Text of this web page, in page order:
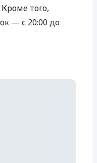
того,
— с 20:00 до